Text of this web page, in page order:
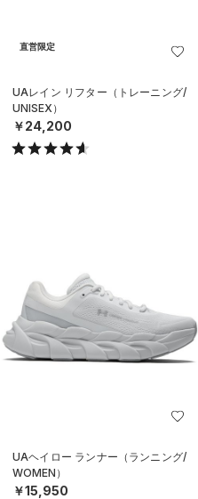
直営限定
UAレイン リフター（トレーニング/
UNISEX）
￥24,200
UAヘイロー ランナー（ランニング/
WOMEN）
￥15,950